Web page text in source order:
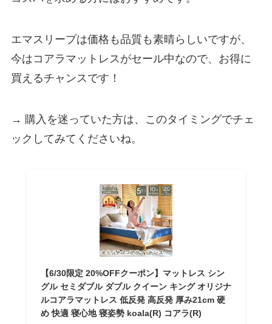
エマスリープは価格も品質も素晴らしいですが、
今はコアラマットレスがセール中なので、お得に
買えるチャンスです！
→ 購入を迷っていた方は、このタイミングでチェ
ックしてみてくださいね。
【6/30限定 20%OFFクーポン】マットレス シン
グル セミダブル ダブル クイーン キング オリジナ
ルコアラマットレス 低反発 高反発 厚み21cm 硬
め 快適 寝心地 寝姿勢 koala(R) コアラ(R)